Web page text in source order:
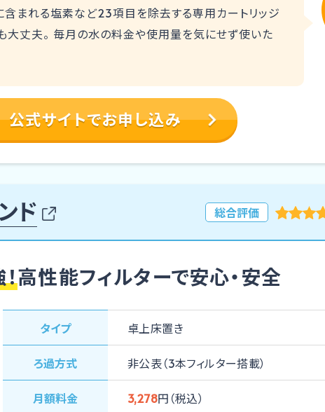
含まれる塩素など23項目を除去する専用カートリッジ
大丈夫。 毎月の水の料金や使用量を気にせず使いた
公式サイトでお申し込み
ド 総合評価
高性能フィルターで安心・安全
タイプ 卓上床置き
ろ過⽅式 非公表（3本フィルター搭載）
⽉額料⾦ 3,278円（税込）